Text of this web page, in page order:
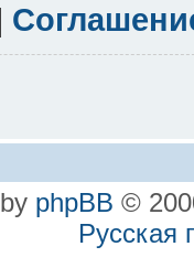
phpBB ©
Русская